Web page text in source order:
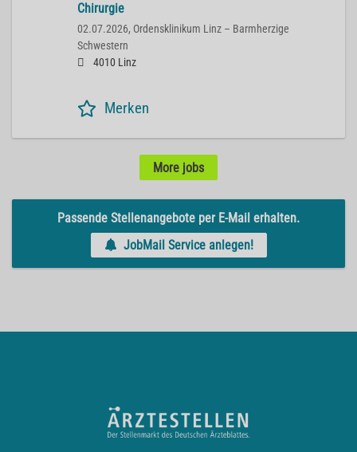
Chirurgie
02.07.2026, Ordensklinikum Linz – Barmherzige
Schwestern
4010 Linz
Merken
More jobs
Passende Stellenangebote per E-Mail erhalten.
JobMail Service anlegen!